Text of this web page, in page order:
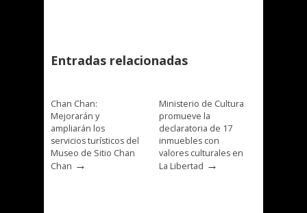
Entradas relacionadas
Chan Chan:
Mejorarán y
ampliarán los
servicios turísticos del
Museo de Sitio Chan
Chan →
Ministerio de Cultura
promueve la
declaratoria de 17
inmuebles con
valores culturales en
La Libertad →